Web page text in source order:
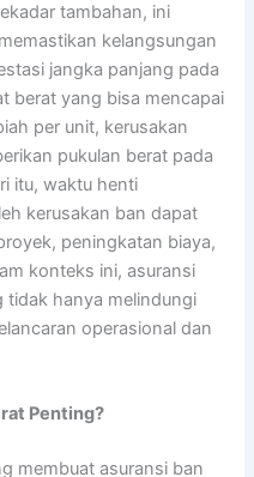
tambahan, ini
kelangsungan
jangka panjang pada
berat yang bisa mencapai
per unit, kerusakan
pukulan berat pada
itu, waktu henti
kerusakan ban dapat
peningkatan biaya,
konteks ini, asuransi
tidak hanya melindungi
operasional dan
Penting?
membuat asuransi ban